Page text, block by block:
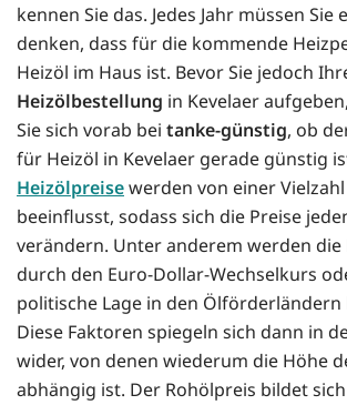
kennen Sie das. Jedes Jahr müssen Sie
denken, dass für die kommende
Heizöl im Haus ist. Bevor Sie jedoch
Heizölbestellung in Kevelaer
Sie sich vorab bei tanke-günstig, ob
für Heizöl in Kevelaer gerade günstig
Heizölpreisewerden von einer
beeinflusst, sodass sich die Preise
verändern. Unter anderem werden die
durch den Euro-Dollar-Wechselkurs
politische Lage in den Ölförderländern
Diese Faktoren spiegeln sich dann in
wider, von denen wiederum die Höhe
abhängig ist. Der Rohölpreis bildet